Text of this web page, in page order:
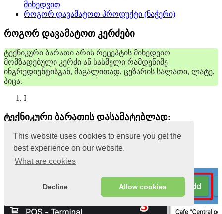
This website uses cookies to ensure you get the
best experience on our website.
What are cookies
Decline Allow cookies
მიხედვით
როგორ დავამატოთ პროდუქტი (ნაჭერი)
როგორ დავამატოთ კერძები
ტექნიკური ბარათი არის რეცეპტის მიხედვით
მომზადებული კერძი ან სასმელი რამდენიმე
ინგრედიენტისგან, მაგალითად, ცეზარის სალათი, ლატე,
პიცა.
I
ტექნიკური ბარათის დასამატებლად:
ადმინისტრაციულ პანელში გადადით
განყოფილებაში პროდუქტები → კერძები